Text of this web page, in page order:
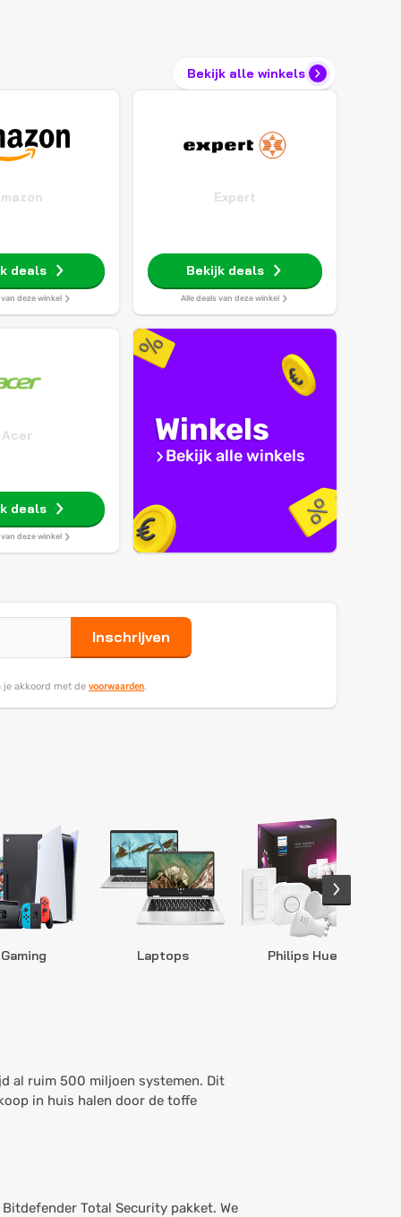
Bekijk alle winkels
deals
van deze winkel
Expert
Bekijk deals
Alle deals van deze winkel
Acer
deals
van deze winkel
Winkels
Bekijk alle winkels
Inschrijven
akkoord met de voorwaarden.
Gaming Laptops Philips Hue
al ruim 500 miljoen systemen. Dit
in huis halen door de toffe
Total Security pakket. We